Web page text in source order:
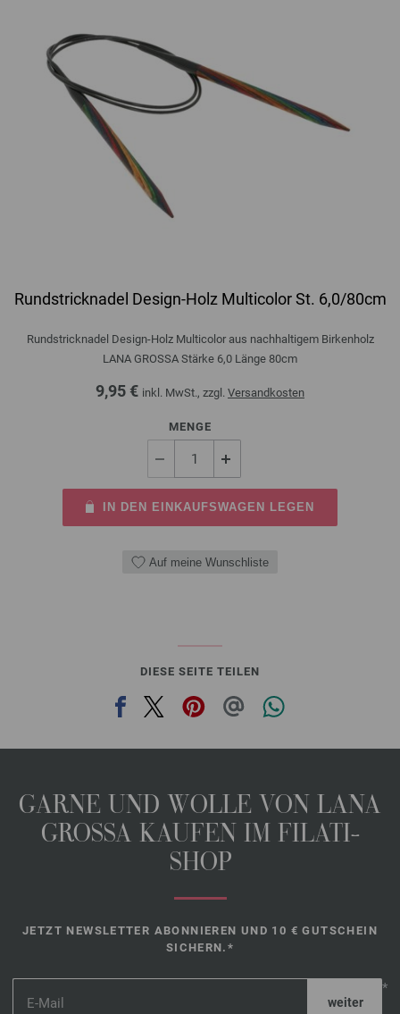
Rundstricknadel Design-Holz Multicolor St. 6,0/80cm
Rundstricknadel Design-Holz Multicolor aus nachhaltigem Birkenholz
LANA GROSSA Stärke 6,0 Länge 80cm
9,95 € inkl. MwSt., zzgl. Versandkosten
MENGE
IN DEN EINKAUFSWAGEN LEGEN
Auf meine Wunschliste
DIESE SEITE TEILEN
GARNE UND WOLLE VON LANA
GROSSA KAUFEN IM FILATI-
SHOP
JETZT NEWSLETTER ABONNIEREN UND 10 € GUTSCHEIN
SICHERN.*
*